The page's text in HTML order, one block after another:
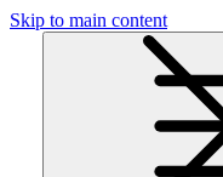
Skip to main content